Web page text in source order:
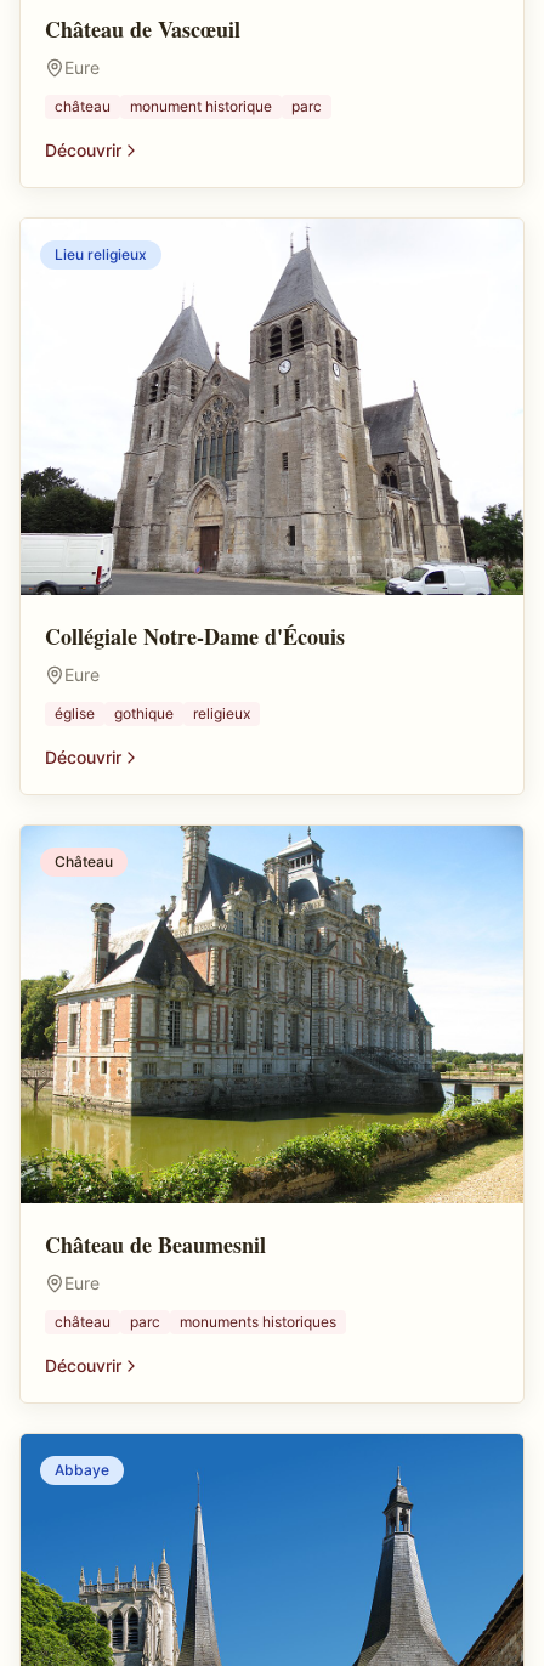
Château de Vascœuil
Eure
château monument historique parc
Découvrir
Lieu religieux
Collégiale Notre-Dame d'Écouis
Eure
église gothique religieux
Découvrir
Château
Château de Beaumesnil
Eure
château parc monuments historiques
Découvrir
Abbaye